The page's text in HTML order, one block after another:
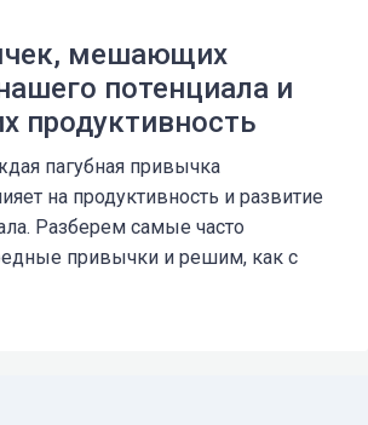
мешающих
потенциала и
продуктивность
пагубная привычка
на продуктивность и развитие
Разберем самые часто
привычки и решим, как с